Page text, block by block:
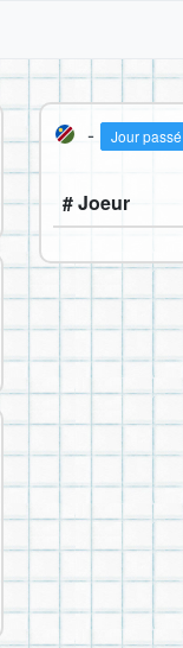
- Jour passé
# Joeur